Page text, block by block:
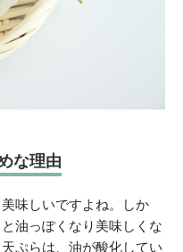
な理由
味しいですよね。しか
油っぽくなり美味しくな
ぷらは、油が酸化してい